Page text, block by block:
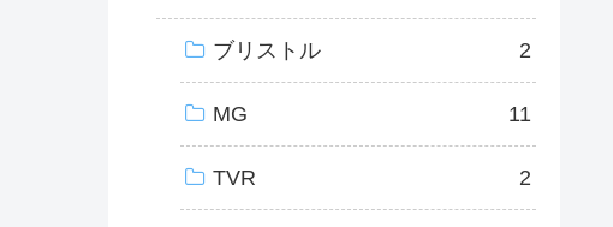
ブリストル 2
MG 11
TVR 2